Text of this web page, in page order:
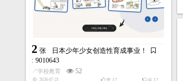
2 张
日本少年少女创造性育成事业！
: 9010643
↗学校教育 52
2026-07-23 踩 17
赞17
梅林的崛起！ : 9010591